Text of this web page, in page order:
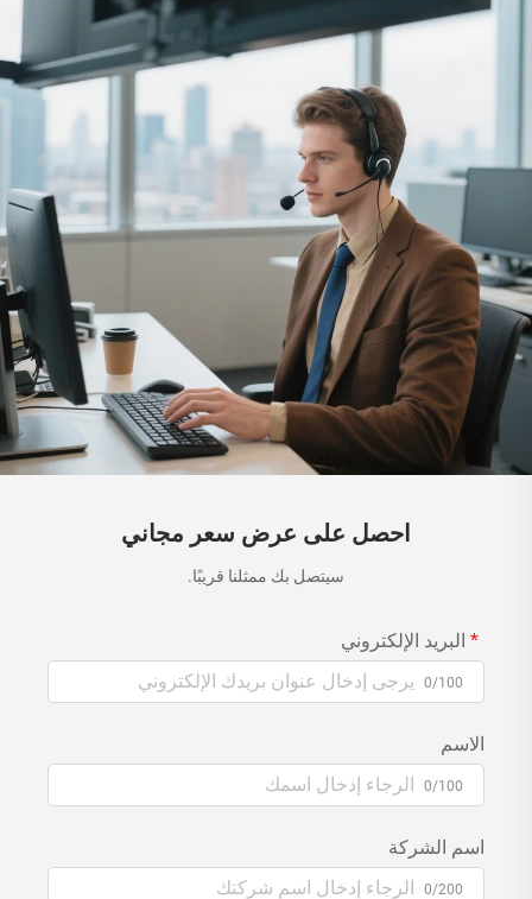
احصل على عرض سعر مجاني
سيتصل بك ممثلنا قريبًا.
البريد الإلكتروني
0/100
الاسم
0/100
اسم الشركة
0/200